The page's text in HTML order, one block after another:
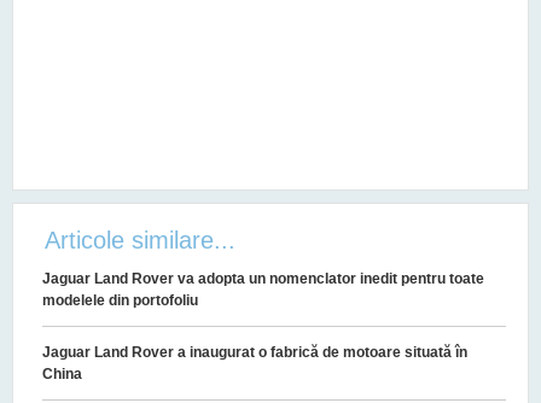
Articole similare...
Jaguar Land Rover va adopta un nomenclator inedit pentru toate
modelele din portofoliu
Jaguar Land Rover a inaugurat o fabrică de motoare situată în
China